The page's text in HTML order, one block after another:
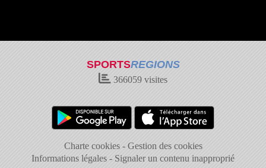
SPORTSREGIONS
366059 visites
Charte cookies
Gestion des cookies
Informations légales
Signaler un contenu inapproprié